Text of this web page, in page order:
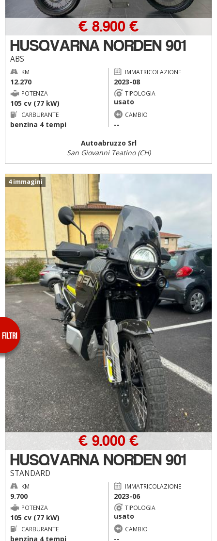
HUSQVARNA NORDEN 901
ABS
€ 8.900 €
KM
12.270
IMMATRICOLAZIONE
2023-08
POTENZA
105 cv (77 kW)
TIPOLOGIA
usato
CARBURANTE
benzina 4 tempi
CAMBIO
--
Autoabruzzo Srl
San Giovanni Teatino (CH)
4 immagini
HUSQVARNA NORDEN 901
STANDARD
€ 9.000 €
KM
9.700
IMMATRICOLAZIONE
2023-06
POTENZA
105 cv (77 kW)
TIPOLOGIA
usato
CARBURANTE
benzina 4 tempi
CAMBIO
--